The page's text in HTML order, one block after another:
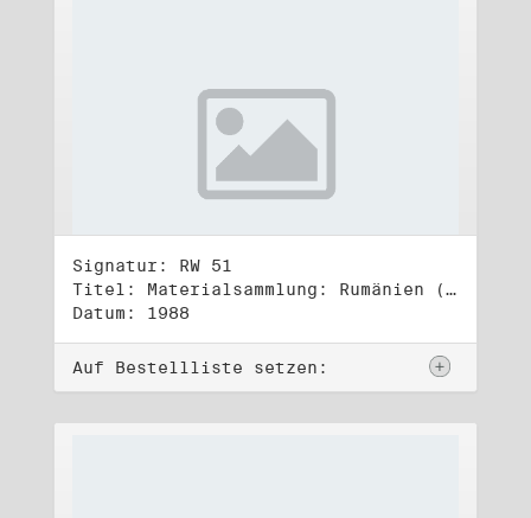
Signatur: RW 51
Titel: Materialsammlung: Rumänien (2)
Datum: 1988
Auf Bestellliste setzen: